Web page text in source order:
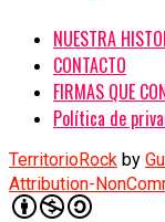
NUESTRA
CONTACTO
FIRMAS QUE
Política de
TerritorioRock by
Attribution-